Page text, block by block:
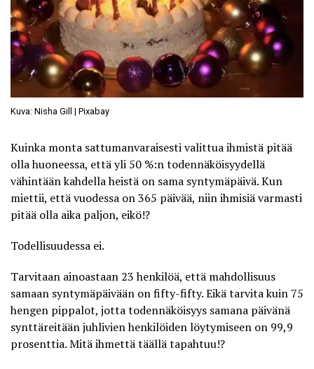
Kuva: Nisha Gill | Pixabay
Kuinka monta sattumanvaraisesti valittua ihmistä pitää
olla huoneessa, että yli 50 %:n todennäköisyydellä
vähintään kahdella heistä on sama syntymäpäivä. Kun
miettii, että vuodessa on 365 päivää, niin ihmisiä varmasti
pitää olla aika paljon, eikö!?
Todellisuudessa ei.
Tarvitaan ainoastaan 23 henkilöä, että mahdollisuus
samaan syntymäpäivään on fifty-fifty. Eikä tarvita kuin 75
hengen pippalot, jotta todennäköisyys samana päivänä
synttäreitään juhlivien henkilöiden löytymiseen on 99,9
prosenttia. Mitä ihmettä täällä tapahtuu!?